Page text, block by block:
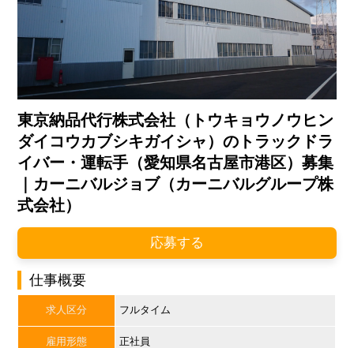
東京納品代行株式会社（トウキョウノウヒン
ダイコウカブシキガイシャ）のトラックドラ
イバー・運転手（愛知県名古屋市港区）募集
｜カーニバルジョブ（カーニバルグループ株
式会社）
応募する
仕事概要
求人区分 フルタイム
雇用形態 正社員